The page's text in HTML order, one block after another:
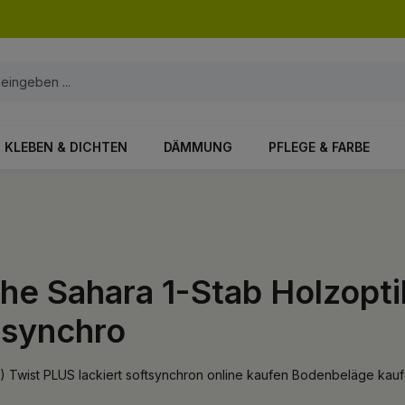
KLEBEN & DICHTEN DÄMMUNG PFLEGE & FARBE
Sahara 1-Stab
Twist PLUS lackiert softsynchron online kaufen Bodenbeläge